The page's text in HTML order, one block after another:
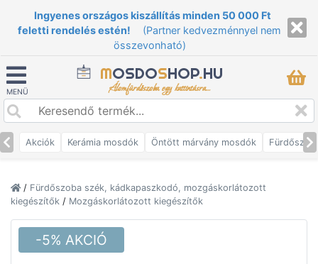
Ingyenes országos kiszállítás minden 50 000 Ft
feletti rendelés estén!
(Partner kedvezménnyel nem
összevonható)
MENÜ
MOSDOSHOP.HU
Álomfürdőszoba egy kattintásra...
Akciók Kerámia mosdók Öntött márvány mosdók
/ Fürdőszoba szék, kádkapaszkodó, mozgáskorlátozott
kiegészítők / Mozgáskorlátozott kiegészítők
-5% AKCIÓ